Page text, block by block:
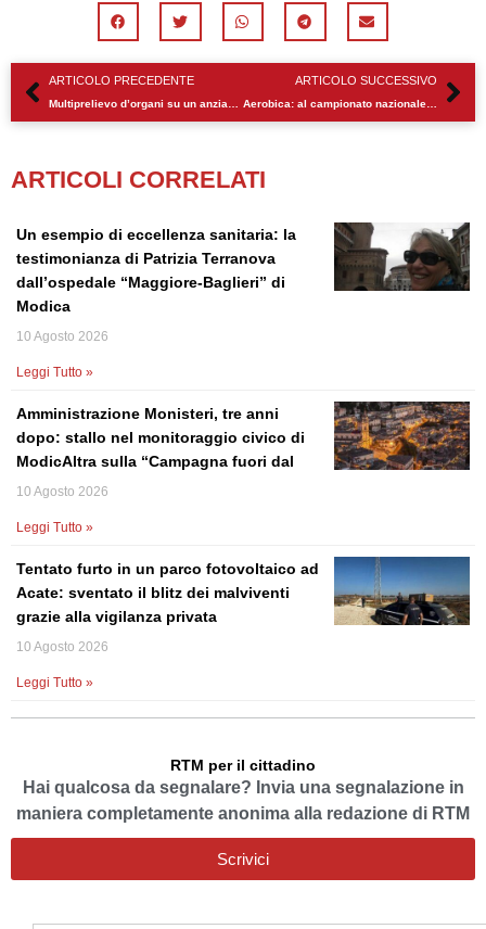
Precedente
ARTICOLO PRECEDENTE ARTICOLO SUCCESSIVO
ARTICOLI CORRELATI
Un esempio di eccellenza sanitaria: la
testimonianza di Patrizia Terranova
dall’ospedale “Maggiore-Baglieri” di
Modica
10 Agosto 2026
Leggi Tutto »
Amministrazione Monisteri, tre anni
dopo: stallo nel monitoraggio civico di
ModicAltra sulla “Campagna fuori dal
10 Agosto 2026
Leggi Tutto »
Tentato furto in un parco fotovoltaico ad
Acate: sventato il blitz dei malviventi
grazie alla vigilanza privata
10 Agosto 2026
Leggi Tutto »
RTM per il cittadino
Hai qualcosa da segnalare? Invia una segnalazione in
maniera completamente anonima alla redazione di RTM
Scrivici